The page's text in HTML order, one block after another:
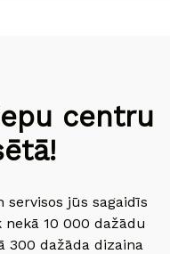
centru
jūs sagaidīs
10 000 dažādu
300 dažāda dizaina